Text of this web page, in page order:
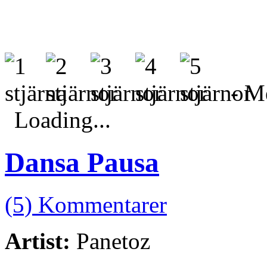
-
Loading...
Dansa Pausa
(5) Kommentarer
Artist: Panetoz